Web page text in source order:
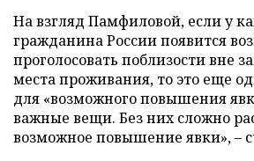
На взгляд Памфиловой, если у
гражданина России появится
проголосовать поблизости вне
места проживания, то это еще
для «возможного повышения
важные вещи. Без них сложно
возможное повышение явки», –